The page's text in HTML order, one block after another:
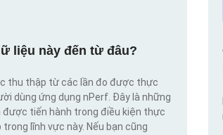
liệu này đến từ đâu?
thu thập từ các lần đo được thực
dùng ứng dụng nPerf. Đây là những
được tiến hành trong điều kiện thực
lĩnh vực này. Nếu bạn cũng